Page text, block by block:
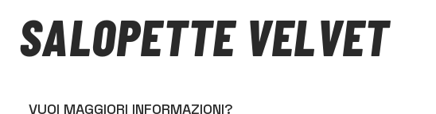
SALOPETTE VELVET
VUOI MAGGIORI INFORMAZIONI?